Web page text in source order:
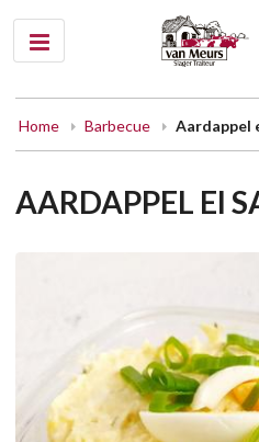
Home Barbecue Aardappel
AARDAPPEL EI